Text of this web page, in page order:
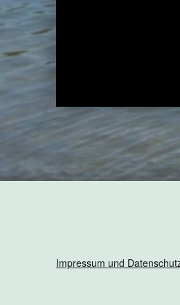
Impressum und